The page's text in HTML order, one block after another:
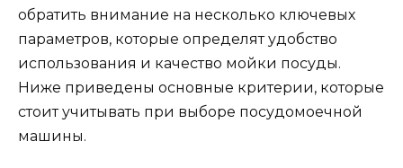
обратить внимание на несколько ключевых
параметров, которые определят удобство
использования и качество мойки посуды.
Ниже приведены основные критерии, которые
стоит учитывать при выборе посудомоечной
машины.